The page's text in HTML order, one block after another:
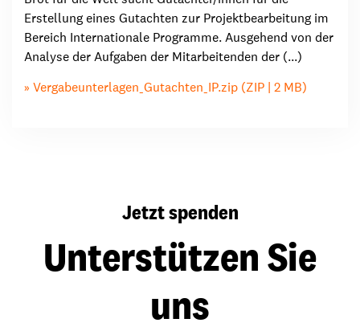
Erstellung eines Gutachten zur Projektbearbeitung im
Bereich Internationale Programme. Ausgehend von der
Analyse der Aufgaben der Mitarbeitenden der (...)
Vergabeunterlagen_Gutachten_IP.zip (ZIP | 2 MB)
Jetzt spenden
Unterstützen Sie
uns